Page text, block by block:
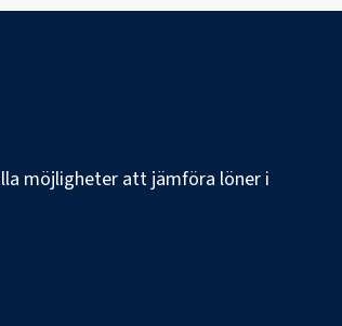
möjligheter att jämföra löner i